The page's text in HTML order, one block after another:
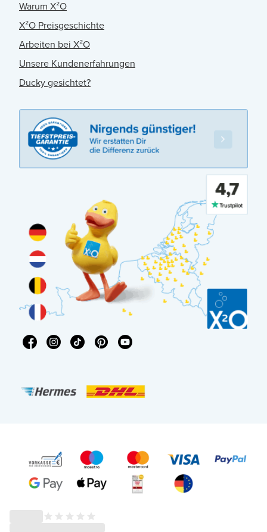
Warum X²O
X²O Preisgeschichte
Arbeiten bei X²O
Unsere Kundenerfahrungen
Ducky gesichtet?